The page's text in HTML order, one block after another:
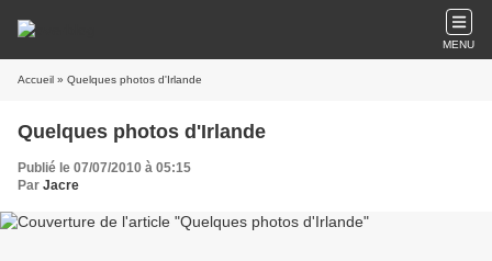
MENU
Accueil » Quelques photos d'Irlande
Quelques photos d'Irlande
Publié le 07/07/2010 à 05:15
Par Jacre